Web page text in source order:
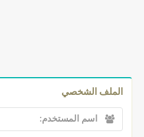
الملف الشخصي